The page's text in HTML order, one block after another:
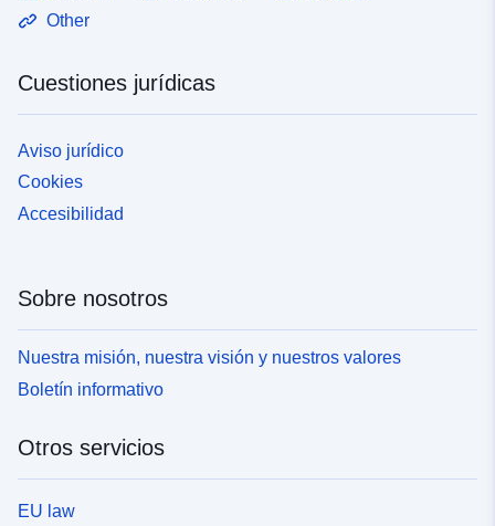
Other
Cuestiones jurídicas
Aviso jurídico
Cookies
Accesibilidad
Sobre nosotros
Nuestra misión, nuestra visión y nuestros valores
Boletín informativo
Otros servicios
EU law